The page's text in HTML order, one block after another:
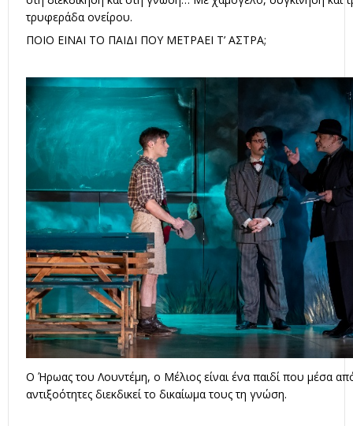
τρυφεράδα ονείρου.
ΠΟΙΟ ΕΙΝΑΙ ΤΟ ΠΑΙΔΙ ΠΟΥ ΜΕΤΡΑΕΙ Τ’ ΑΣΤΡΑ;
Ο Ήρωας του Λουντέμη, ο Μέλιος είναι ένα παιδί που μέσα
αντιξοότητες διεκδικεί το δικαίωμα τους τη γνώση.